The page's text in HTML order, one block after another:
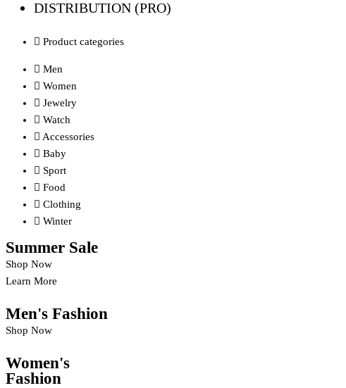
DISTRIBUTION (PRO)
Product categories
Men
Women
Jewelry
Watch
Accessories
Baby
Sport
Food
Clothing
Winter
Summer Sale
Shop Now
Learn More
Men's Fashion
Shop Now
Women's
Fashion